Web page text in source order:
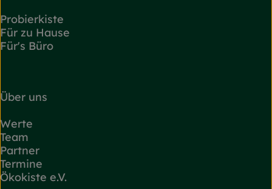
Probierkiste
Für zu Hause
Für's Büro
Über uns
Werte
Team
Partner
Termine
Ökokiste e.V.